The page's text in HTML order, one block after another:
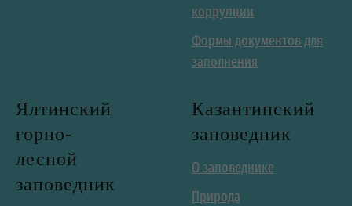
коррупции
Формы документов для
заполнения
Ялтинский
горно-
лесной
заповедник
Казантипский
заповедник
О заповеднике
Природа